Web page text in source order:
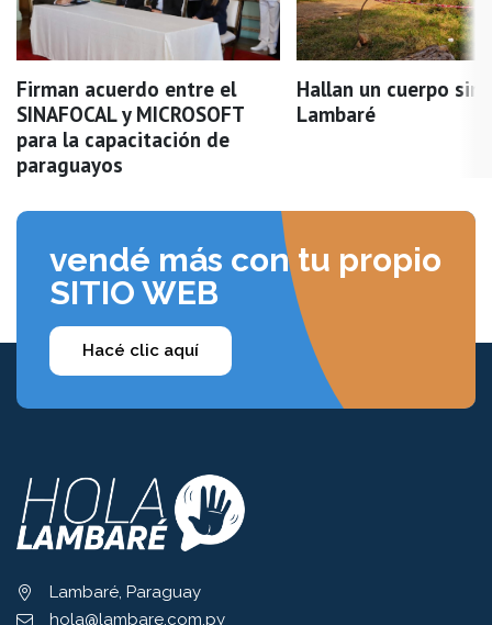
Firman acuerdo entre el
SINAFOCAL y MICROSOFT
para la capacitación de
paraguayos
Hallan un cuerpo sin
Lambaré
vendé más con tu propio
SITIO WEB
Hacé clic aquí
Lambaré, Paraguay
hola@lambare.com.py